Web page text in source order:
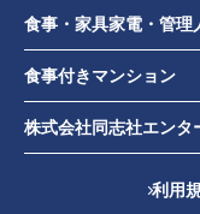
食事・家具家電・管理
食事付きマンション
株式会社同志社エンタ
利用